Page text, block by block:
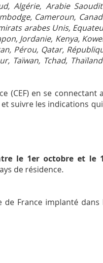
Algérie, Arabie
Cameroun,
arabes Unis,
Jordanie, Kenya,
Pérou, Qatar,
Taïwan, Tchad,
(CEF) en se connectant
suivre les indications
le 1er octobre et le
de résidence.
de France implanté dans